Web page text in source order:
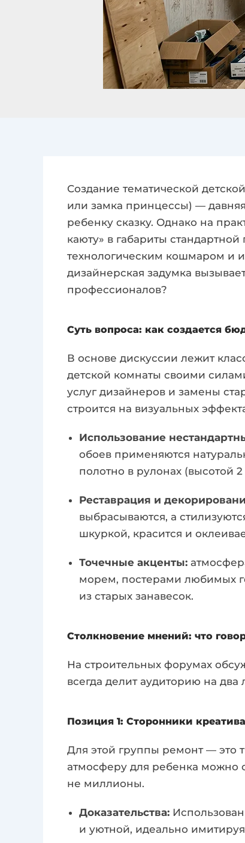
Создание тематической
или замка принцессы) —
ребенку сказку. Однако на
каюту» в габариты
технологическим кошмаром и
дизайнерская задумка
профессионалов?
Суть вопроса: как создается
В основе дискуссии лежит
детской комнаты своими
услуг дизайнеров и замены
строится на визуальных
Использование
обоев применяются
полотно в рулонах (высотой
Реставрация и
выбрасываются, а
шкуркой, красится и
Точечные акценты:
морем, постерами любимых
из старых занавесок.
Столкновение мнений: что
На строительных форумах
всегда делит аудиторию на два
Позиция 1: Сторонники
Для этой группы ремонт — это
атмосферу для ребенка можно
не миллионы.
Доказательства:
и уютной, идеально